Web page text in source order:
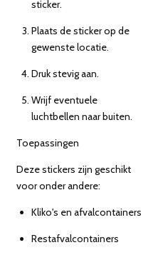
sticker.
Plaats de sticker op de
gewenste locatie.
Druk stevig aan.
Wrijf eventuele
luchtbellen naar buiten.
Toepassingen
Deze stickers zijn geschikt
voor onder andere:
Kliko's en afvalcontainers
Restafvalcontainers